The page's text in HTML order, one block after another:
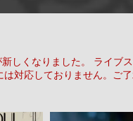
しくなりました。
ライブ
対応しておりません。ご